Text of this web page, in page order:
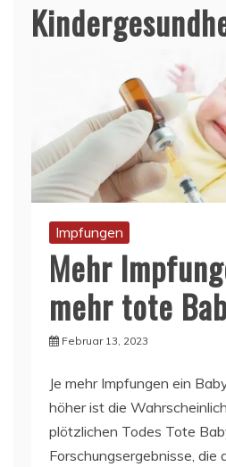
Impfungen
Mehr
mehr tote
Februar 13, 2023
Je mehr Impfungen ein
höher ist die
plötzlichen Todes Tote
Forschungsergebnisse, die